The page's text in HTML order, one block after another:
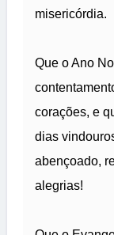
misericórdia.
Que o Ano
corações, e
dias
abençoado,
alegrias!